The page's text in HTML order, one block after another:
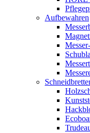
Aufbewahren